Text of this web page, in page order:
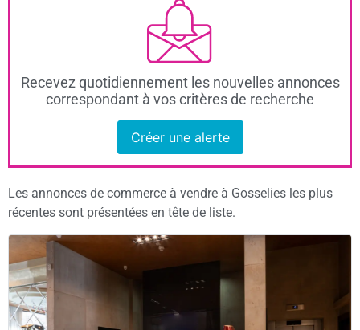
Recevez quotidiennement les nouvelles annonces
correspondant à vos critères de recherche
Créer une alerte
Les annonces de commerce à vendre à Gosselies les plus
récentes sont présentées en tête de liste.